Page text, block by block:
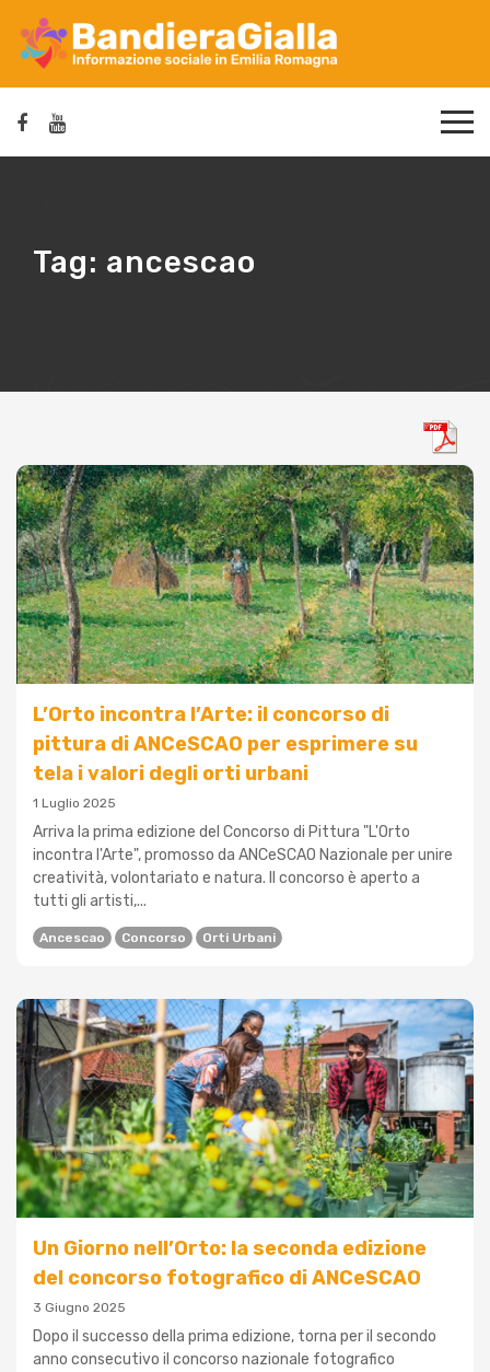
Tag: ancescao
L’Orto incontra l’Arte: il concorso di
pittura di ANCeSCAO per esprimere su
tela i valori degli orti urbani
1 Luglio 2025
Arriva la prima edizione del Concorso di Pittura "L'Orto
incontra l'Arte", promosso da ANCeSCAO Nazionale per unire
creatività, volontariato e natura. Il concorso è aperto a
tutti gli artisti,...
Ancescao Concorso Orti Urbani
Un Giorno nell’Orto: la seconda edizione
del concorso fotografico di ANCeSCAO
3 Giugno 2025
Dopo il successo della prima edizione, torna per il secondo
anno consecutivo il concorso nazionale fotografico